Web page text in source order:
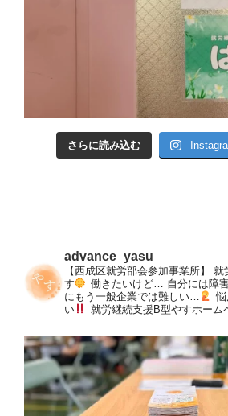
さらに読み込む
advance_yasu
【西成区就労部会参加事業所】
就
す
働きたいけど… 自分には障
にもう一般企業では難しい…
悩
い
就労継続支援B型やすホーム